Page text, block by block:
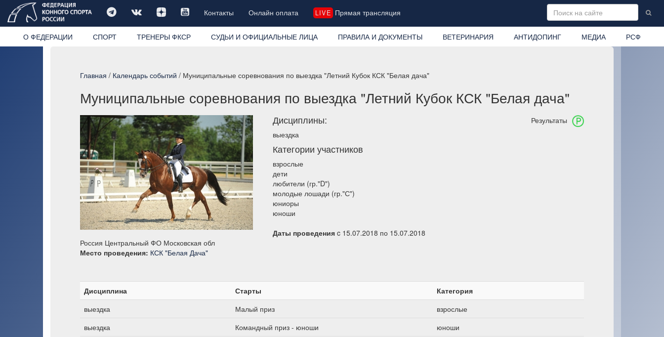
Контакты Онлайн оплата LIVE Прямая трансляция
О ФЕДЕРАЦИИ СПОРТ ТРЕНЕРЫ ФКСР СУДЬИ И ОФИЦИАЛЬНЫЕ ЛИЦА ПРАВИЛА И ДОКУМЕНТЫ ВЕТЕРИНАРИЯ АНТИДОПИНГ МЕДИА РСФ
Главная / Календарь событий / Муниципальные соревнования по выездка "Летний Кубок КСК "Белая дача"
Муниципальные соревнования по выездка "Летний Кубок КСК "Белая дача"
Результаты
Дисциплины:
выездка
Категории участников
взрослые
дети
любители (гр."D")
молодые лошади (гр."С")
юниоры
юноши
Даты проведения c 15.07.2018 по 15.07.2018
Россия Центральный ФО Московская обл
Место проведения: КСК "Белая Дача"
Дисциплина Старты
Категория
выездка
Малый приз
взрослые
выездка
Командный приз - юноши
юноши